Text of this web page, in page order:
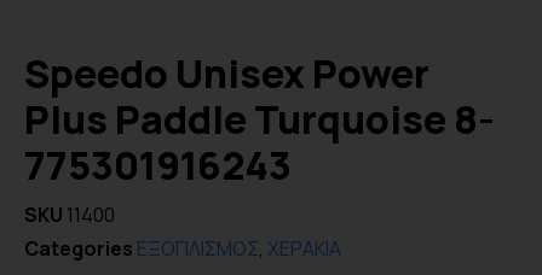
Speedo Unisex Power
Plus Paddle Turquoise 8-
775301916243
SKU 11400
Categories ΕΞΟΠΛΙΣΜΟΣ, ΧΕΡΑΚΙΑ